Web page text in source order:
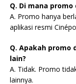
Q. Di mana
A. Promo hanya
aplikasi resmi
Q. Apakah promo
lain?
A. Tidak. Promo
lainnya.